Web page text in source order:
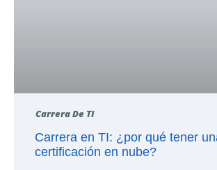
Carrera De TI
Carrera en TI: ¿por qué tener
certificación en nube?